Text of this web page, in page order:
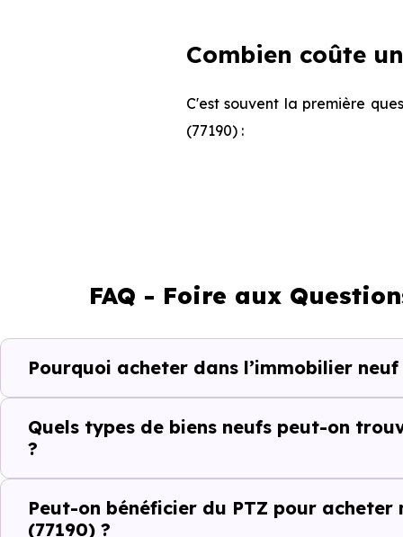
Combien coûte
C'est souvent la première
(77190) :
Maison
Ces prix varient selon la
programme. Notre moteur de
Dammarie-les-Lys (77190)
Le parc résidentiel de
résidences secondaires.
FAQ - Foire aux
Pourquoi acheter dans l’immobilier
Quels types de biens neufs peut-on
?
Peut-on bénéficier du PTZ pour
(77190) ?